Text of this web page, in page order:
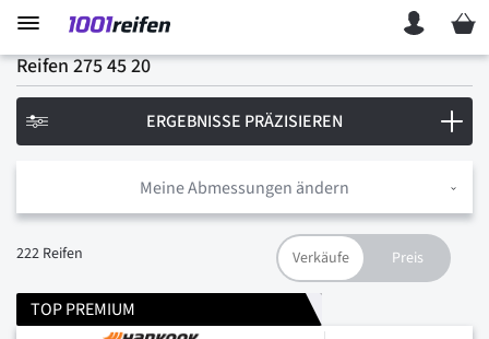
Mein
Reifen 275 45 20
Meine Abmessungen ändern
222 Reifen
TOP PREMIUM
ERGEBNISSE PRÄZISIEREN